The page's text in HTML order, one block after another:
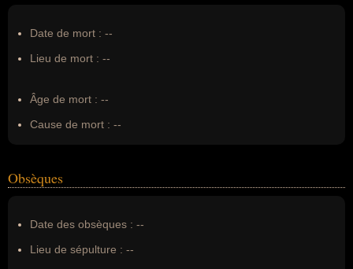
Date de mort : --
Lieu de mort : --
Âge de mort : --
Cause de mort : --
Obsèques
Date des obsèques : --
Lieu de sépulture : --